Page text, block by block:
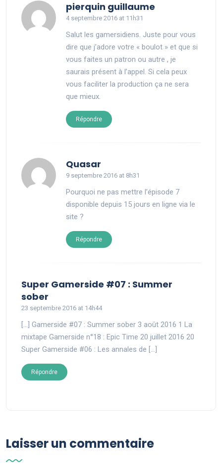
pierquin guillaume
4 septembre 2016 at 11h31
Salut les gamersidiens. Juste pour vous
dire que j’adore votre « boulot » et que si
vous faites un patron ou autre , je
saurais présent à l’appel. Si cela peux
vous faciliter la production ça ne sera
que mieux.
Répondre
Quasar
9 septembre 2016 at 8h31
Pourquoi ne pas mettre l’épisode 7
disponible depuis 15 jours en ligne via le
site ?
Répondre
Super Gamerside #07 : Summer
sober
23 septembre 2016 at 14h44
[…] Gamerside #07 : Summer sober 3 août 2016 1 La
mixtape Gamerside n°18 : Epic Time 20 juillet 2016 20
Super Gamerside #06 : Les annales de […]
Répondre
Laisser un commentaire